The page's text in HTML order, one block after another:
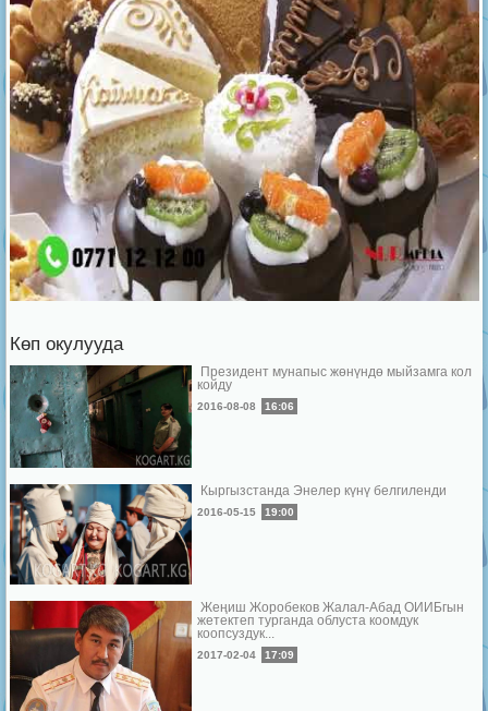
Көп окулууда
Президент мунапыс жөнүндө мыйзамга кол
койду
2016-08-08 16:06
Кыргызстанда Энелер күнү белгиленди
2016-05-15 19:00
Жеңиш Жоробеков Жалал-Абад ОИИБгын
жетектеп турганда облуста коомдук
коопсуздук...
2017-02-04 17:09